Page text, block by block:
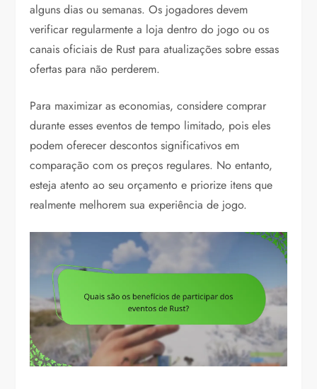
alguns dias ou semanas. Os jogadores devem
verificar regularmente a loja dentro do jogo ou os
canais oficiais de Rust para atualizações sobre essas
ofertas para não perderem.
Para maximizar as economias, considere comprar
durante esses eventos de tempo limitado, pois eles
podem oferecer descontos significativos em
comparação com os preços regulares. No entanto,
esteja atento ao seu orçamento e priorize itens que
realmente melhorem sua experiência de jogo.